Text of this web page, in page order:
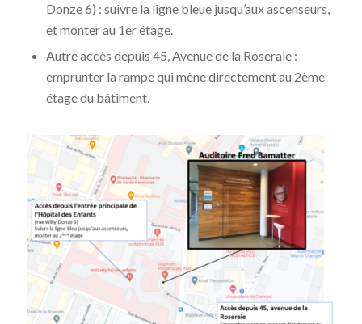
Donze 6) : suivre la ligne bleue jusqu’aux ascenseurs,
et monter au 1er étage.
Autre accès depuis 45, Avenue de la Roseraie :
emprunter la rampe qui mène directement au 2ème
étage du bâtiment.